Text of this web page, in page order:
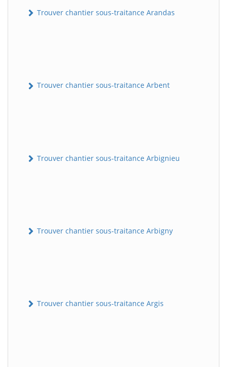
Trouver chantier sous-traitance Arandas
Trouver chantier sous-traitance Arbent
Trouver chantier sous-traitance Arbignieu
Trouver chantier sous-traitance Arbigny
Trouver chantier sous-traitance Argis